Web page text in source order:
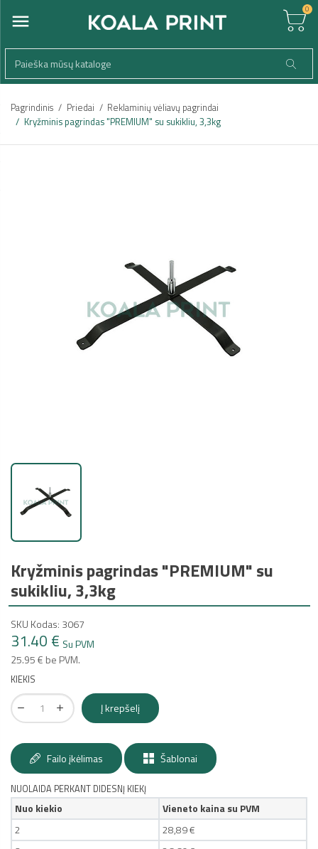
0
Pagrindinis Priedai
Reklaminių vėliavų pagrindai
Kryžminis pagrindas "PREMIUM" su sukikliu, 3,3kg
Kryžminis pagrindas "PREMIUM" su
sukikliu, 3,3kg
SKU Kodas: 3067
31.40 € Su PVM
25.95 € be PVM.
KIEKIS
Į krepšelį
Failo įkėlimas Šablonai
NUOLAIDA PERKANT DIDESNĮ KIEKĮ
Nuo kiekio
Vieneto kaina su PVM
2
28,89 €